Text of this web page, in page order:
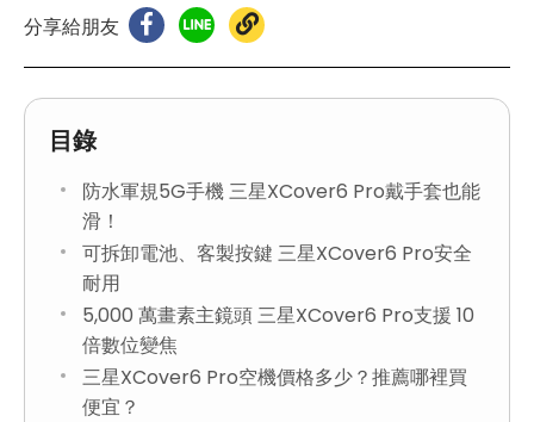
分享給朋友
目錄
防水軍規5G手機 三星XCover6 Pro戴手套也能
滑！
可拆卸電池、客製按鍵 三星XCover6 Pro安全
耐用
5,000 萬畫素主鏡頭 三星XCover6 Pro支援 10
倍數位變焦
三星XCover6 Pro空機價格多少？推薦哪裡買
便宜？